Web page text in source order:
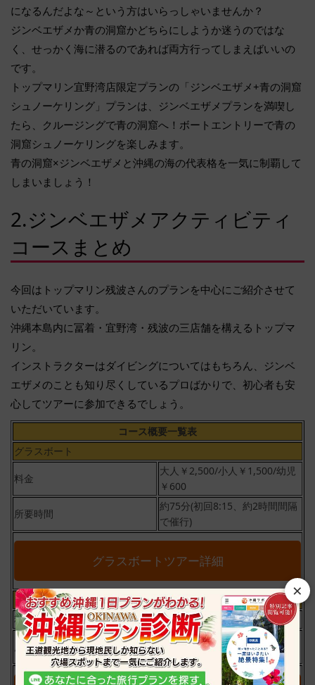
になるんだよな～という方はいらっしゃいませんか？
ジンベエザメか青の洞窟かどちらにしようか迷うのではな
く、せっかく海に潜るのであれば両方行ってしまえばいいの
です。
トップマリン宜野湾店限定プランの「ジンベエザメ+青の洞窟
シュノーケリング」プランは、ジンベエザメプランを満喫し
たら、クルージングで青の洞窟へ！ボートエントリーで青の
洞窟シュノーケリングを楽しみます。
青の洞窟×ジンベエザメと沖縄の海の代表格を一気に制覇して
しまいましょう！
2.ジンベエザメアクティビティ
コースまとめ
今回はトップマリン残波さんのプランを中心にご紹介させて
いただいています。
沖縄本島内に冨着・宜野湾・残波の三店舗を構えるトップマ
リン。
インストラクターはダイビングについてはもちろん、ジンベ
エザメのことも知り尽くしているプロばかりで、初心者も安
心してツアーに参加できるでしょう。
コース概要一覧表
グラスボート
料金
大人￥2,500/小人￥1,500/幼児
￥600
所要時間
約75分(初回8:15、約2時間間隔
で催行)
グラスボートツアー詳細
シュノーケリング(満6歳以上対象)
料金
￥9,100
所要時間
約150分(初回8:30、約2時間間
隔で催行)
×